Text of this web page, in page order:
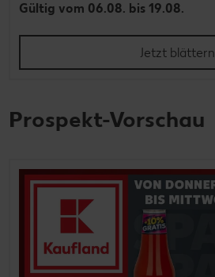
Gültig vom 06.08. bis 19.08.
Jetzt blättern
Prospekt-Vorschau